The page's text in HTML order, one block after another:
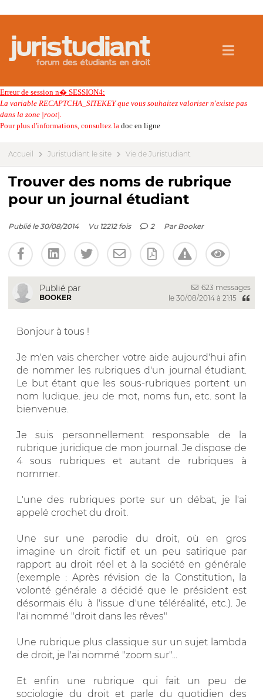
Erreur de session n� SESSION4:
La variable RECAPTCHA_SITEKEY que vous souhaitez valoriser n'existe pas
dans la zone |root|.
Pour plus d'informations, consultez la doc en ligne
Accueil Juristudiant le site Vie de Juristudiant
Trouver des noms de rubrique
pour un journal étudiant
Publié le 30/08/2014 Vu 12212 fois 2 Par Booker
Publié par
BOOKER
623 messages
le 30/08/2014 à 21:15
Bonjour à tous !
Je m'en vais chercher votre aide aujourd'hui afin
de nommer les rubriques d'un journal étudiant.
Le but étant que les sous-rubriques portent un
nom ludique. jeu de mot, noms fun, etc. sont la
bienvenue.
Je suis personnellement responsable de la
rubrique juridique de mon journal. Je dispose de
4 sous rubriques et autant de rubriques à
nommer.
L'une des rubriques porte sur un débat, je l'ai
appelé crochet du droit.
Une sur une parodie du droit, où en gros
imagine un droit fictif et un peu satirique par
rapport au droit réel et à la société en générale
(exemple : Après révision de la Constitution, la
volonté générale a décidé que le président est
désormais élu à l'issue d'une téléréalité, etc.). Je
l'ai nommé "droit dans les rêves"
Une rubrique plus classique sur un sujet lambda
de droit, je l'ai nommé "zoom sur"...
Et enfin une rubrique qui fait un peu de
sociologie du droit et parle du quotidien des